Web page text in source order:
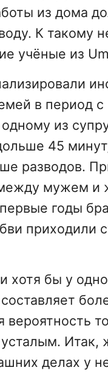
из дома
К такому
учёные из
в период с
из
45
разводов.
мужем и
годы
приходили
бы у
вероятность
Итак,
делах у